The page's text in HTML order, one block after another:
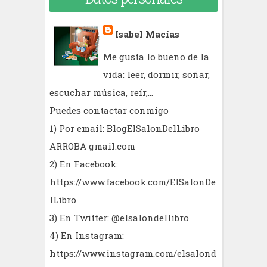
Isabel Macías
Me gusta lo bueno de la
vida: leer, dormir, soñar,
escuchar música, reír,...
Puedes contactar conmigo
1) Por email: BlogElSalonDelLibro
ARROBA gmail.com
2) En Facebook:
https://www.facebook.com/ElSalonDe
lLibro
3) En Twitter: @elsalondellibro
4) En Instagram:
https://www.instagram.com/elsalond